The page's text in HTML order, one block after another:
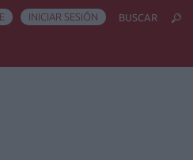
INICIAR SESIÓN BUSCAR